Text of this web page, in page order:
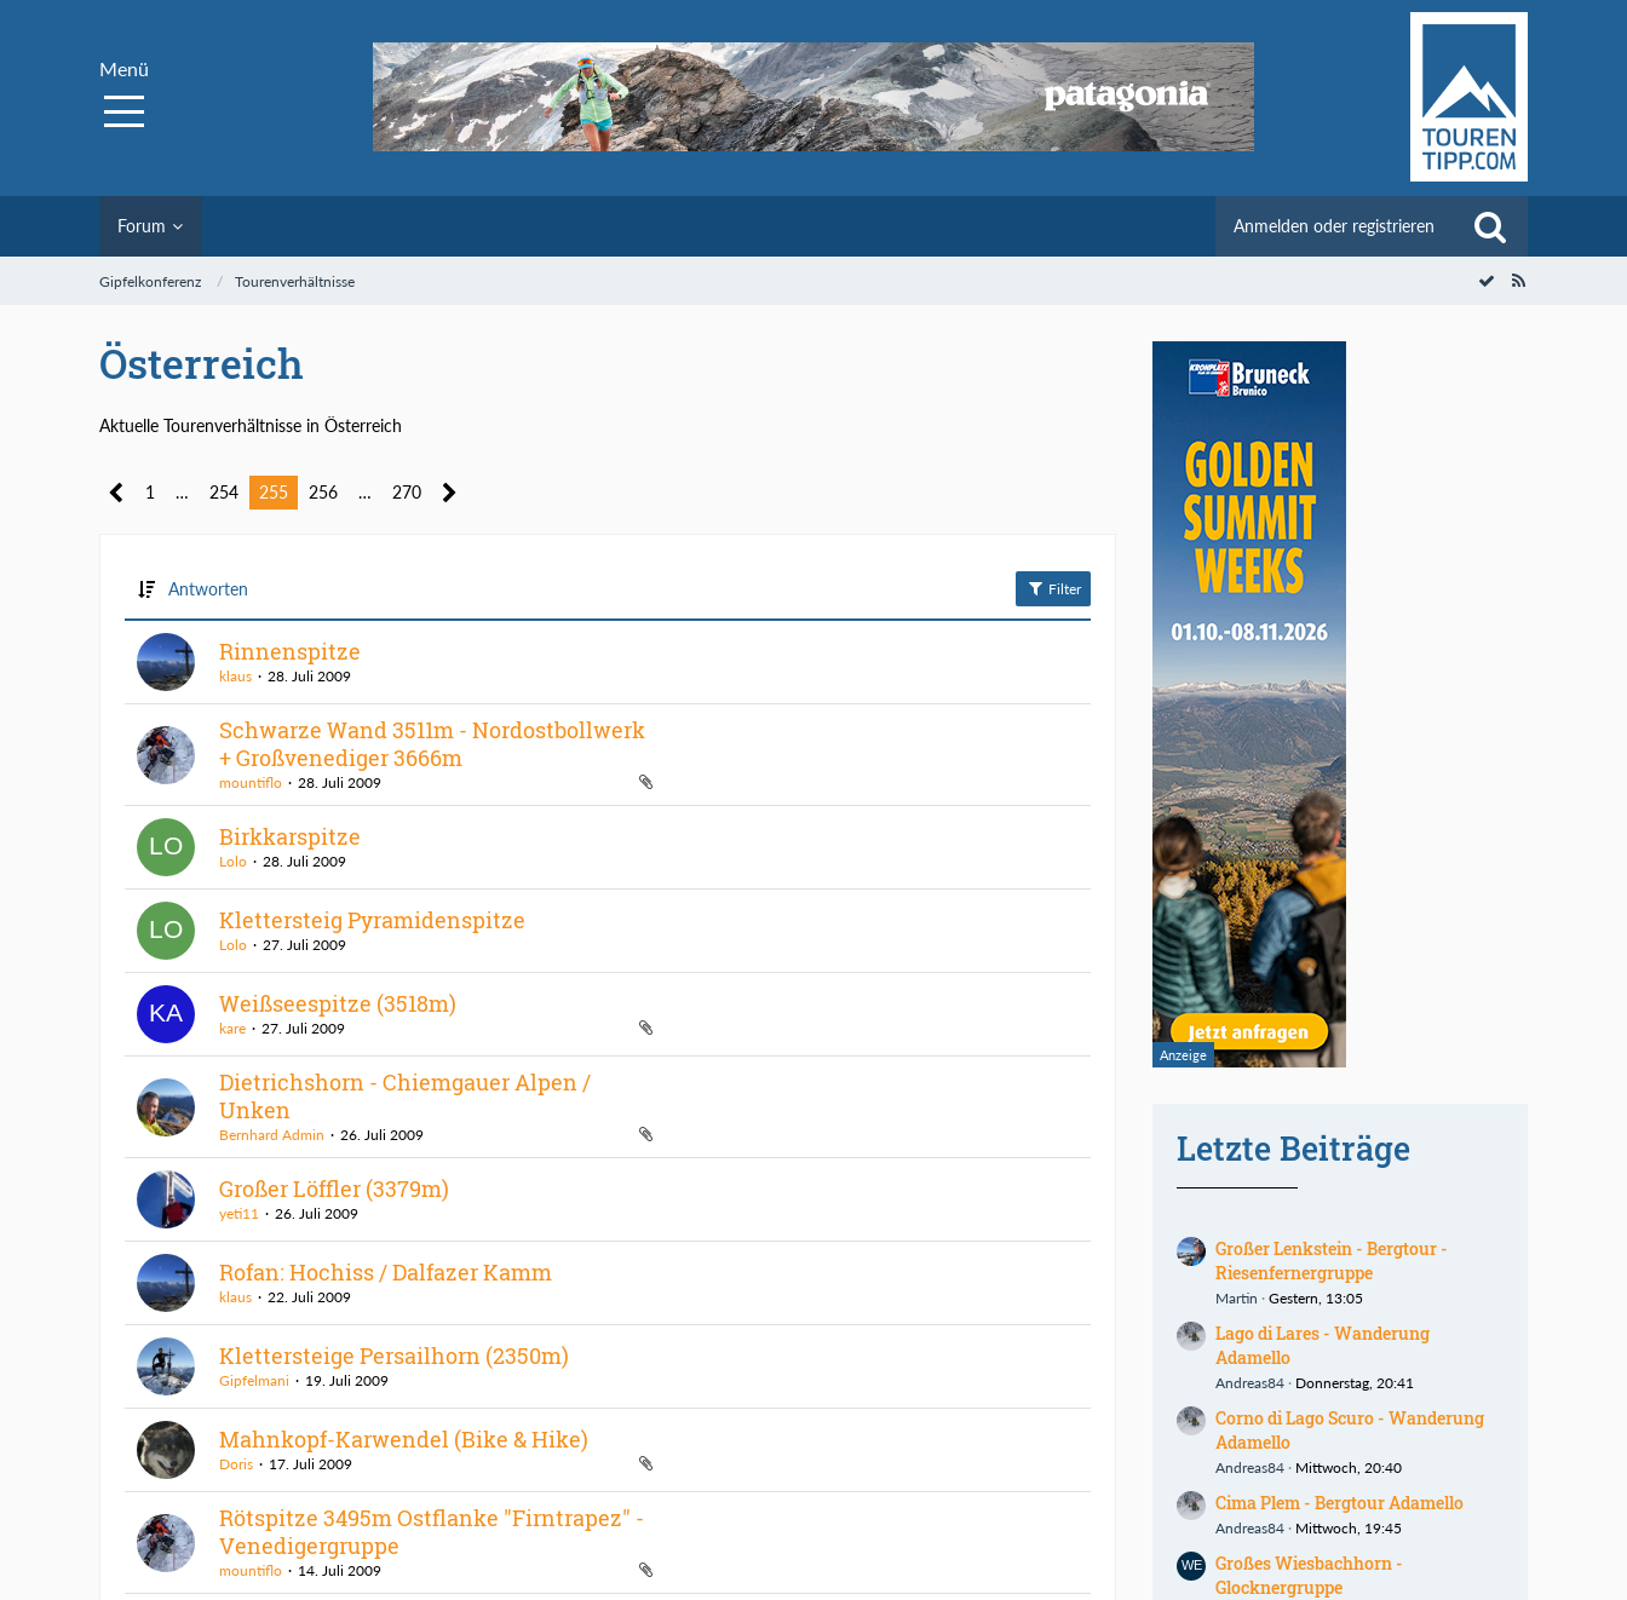
Menü
Forum Anmelden oder registrieren
Gipfelkonferenz Tourenverhältnisse
Österreich
Aktuelle Tourenverhältnisse in Österreich
1 … 254 255 256 … 270
Antworten Filter
Rinnenspitze
klaus 28. Juli 2009
Schwarze Wand 3511m - Nordostbollwerk
+ Großvenediger 3666m
mountiflo 28. Juli 2009
Birkkarspitze
Lolo 28. Juli 2009
Klettersteig Pyramidenspitze
Lolo 27. Juli 2009
Weißseespitze (3518m)
kare 27. Juli 2009
Dietrichshorn - Chiemgauer Alpen /
Unken
Bernhard Admin 26. Juli 2009
Großer Löffler (3379m)
yeti11 26. Juli 2009
Rofan: Hochiss / Dalfazer Kamm
klaus 22. Juli 2009
Klettersteige Persailhorn (2350m)
Gipfelmani 19. Juli 2009
Mahnkopf-Karwendel (Bike & Hike)
Doris 17. Juli 2009
Rötspitze 3495m Ostflanke "Firntrapez" -
Venedigergruppe
mountiflo 14. Juli 2009
Letzte Beiträge
Großer Lenkstein - Bergtour -
Riesenfernergruppe
Martin Gestern, 13:05
Lago di Lares - Wanderung
Adamello
Andreas84 Donnerstag, 20:41
Corno di Lago Scuro - Wanderung
Adamello
Andreas84 Mittwoch, 20:40
Cima Plem - Bergtour Adamello
Andreas84 Mittwoch, 19:45
Großes Wiesbachhorn -
Glocknergruppe